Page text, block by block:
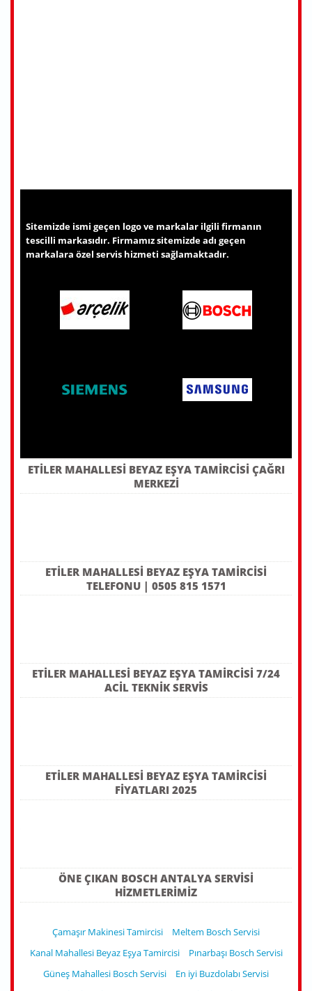
Sitemizde ismi geçen logo ve markalar ilgili firmanın
tescilli markasıdır. Firmamız sitemizde adı geçen
markalara özel servis hizmeti sağlamaktadır.
ETILER MAHALLESI BEYAZ EŞYA TAMIRCISI ÇAĞRI
MERKEZI
ETILER MAHALLESI BEYAZ EŞYA TAMIRCISI
TELEFONU | 0505 815 1571
ETILER MAHALLESI BEYAZ EŞYA TAMIRCISI 7/24
ACIL TEKNIK SERVIS
ETILER MAHALLESI BEYAZ EŞYA TAMIRCISI
FIYATLARI 2025
ÖNE ÇIKAN BOSCH ANTALYA SERVISI
HIZMETLERIMIZ
Çamaşır Makinesi Tamircisi
Meltem Bosch Servisi
Kanal Mahallesi Beyaz Eşya Tamircisi
Pınarbaşı Bosch Servisi
Güneş Mahallesi Bosch Servisi
En iyi Buzdolabı Servisi